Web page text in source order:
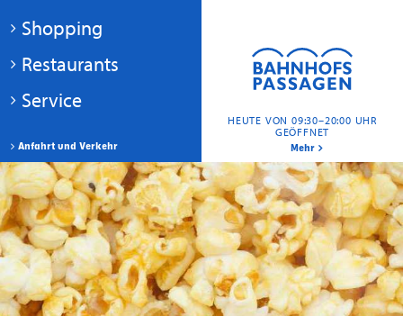
HEUTE VON 09:30–20:00 UHR
GEÖFFNET
Mehr
Anfahrt und Verkehr
Shopping
Restaurants
Service